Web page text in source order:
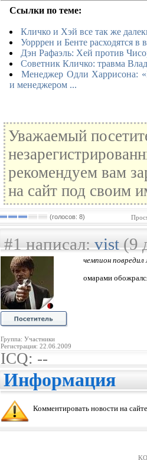
Ссылки по теме:
Кличко и Хэй все так же
Уорррен и Бенте расходятся в
Дэн Рафаэль: Хей против
Советник Кличко: травма
Менеджер Одли Харрисона:
и менеджером ...
Уважаемый
рекомендуем вам
на сайт под своим
(голосов: 8)
#1 написал:vist(9
Группа: Участники
Регистрация: 22.06.2009
чемпион
омарами
ICQ: --
Информация
Комментировать новости на